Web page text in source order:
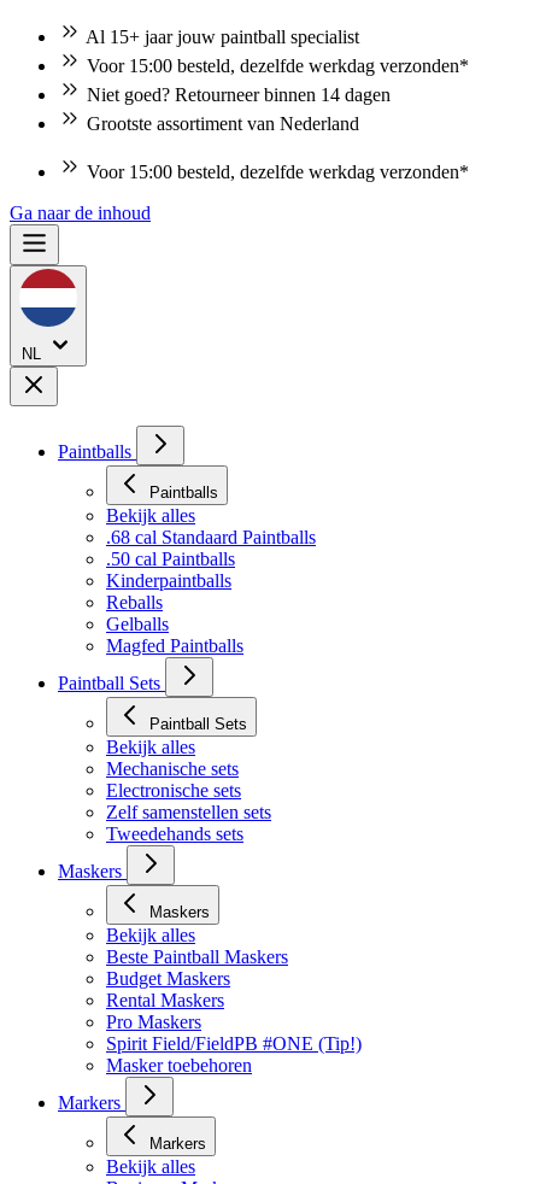
Al 15+ jaar jouw paintball specialist
Voor 15:00 besteld, dezelfde werkdag verzonden*
Niet goed? Retourneer binnen 14 dagen
Grootste assortiment van Nederland
Voor 15:00 besteld, dezelfde werkdag verzonden*
Ga naar de inhoud
NL
Paintballs
Paintballs
Bekijk alles
.68 cal Standaard Paintballs
.50 cal Paintballs
Kinderpaintballs
Reballs
Gelballs
Magfed Paintballs
Paintball Sets
Paintball Sets
Bekijk alles
Mechanische sets
Electronische sets
Zelf samenstellen sets
Tweedehands sets
Maskers
Maskers
Bekijk alles
Beste Paintball Maskers
Budget Maskers
Rental Maskers
Pro Maskers
Spirit Field/FieldPB #ONE (Tip!)
Masker toebehoren
Markers
Markers